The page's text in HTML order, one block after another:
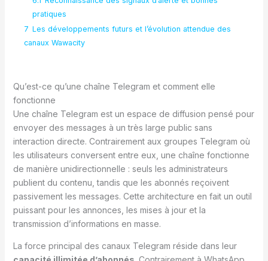
pratiques
7 Les développements futurs et l’évolution attendue des
canaux Wawacity
Qu’est-ce qu’une chaîne Telegram et comment elle
fonctionne
Une chaîne Telegram est un espace de diffusion pensé pour
envoyer des messages à un très large public sans
interaction directe. Contrairement aux groupes Telegram où
les utilisateurs conversent entre eux, une chaîne fonctionne
de manière unidirectionnelle : seuls les administrateurs
publient du contenu, tandis que les abonnés reçoivent
passivement les messages. Cette architecture en fait un outil
puissant pour les annonces, les mises à jour et la
transmission d’informations en masse.
La force principal des canaux Telegram réside dans leur